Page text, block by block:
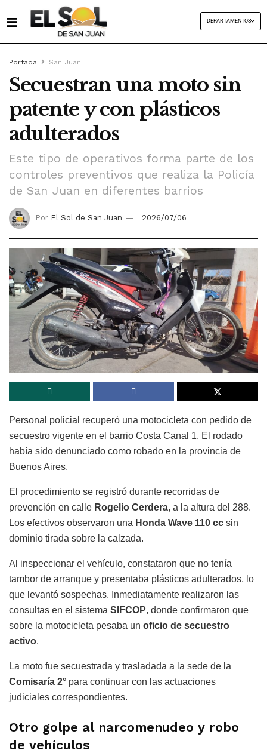
DEPARTAMENTOS
Portada San Juan
Secuestran una moto sin
patente y con plásticos
adulterados
Este tipo de operativos forma parte de los
controles preventivos que realiza la Policía
de San Juan en diferentes barrios
Por El Sol de San Juan 2026/07/06
Personal policial recuperó una motocicleta con pedido de
secuestro vigente en el barrio Costa Canal 1. El rodado
había sido denunciado como robado en la provincia de
Buenos Aires.
El procedimiento se registró durante recorridas de
prevención en calle Rogelio Cerdera, a la altura del 288.
Los efectivos observaron una Honda Wave 110 cc sin
dominio tirada sobre la calzada.
Al inspeccionar el vehículo, constataron que no tenía
tambor de arranque y presentaba plásticos adulterados, lo
que levantó sospechas. Inmediatamente realizaron las
consultas en el sistema SIFCOP, donde confirmaron que
sobre la motocicleta pesaba un oficio de secuestro
activo.
La moto fue secuestrada y trasladada a la sede de la
Comisaría 2° para continuar con las actuaciones
judiciales correspondientes.
Otro golpe al narcomenudeo y robo
de vehículos